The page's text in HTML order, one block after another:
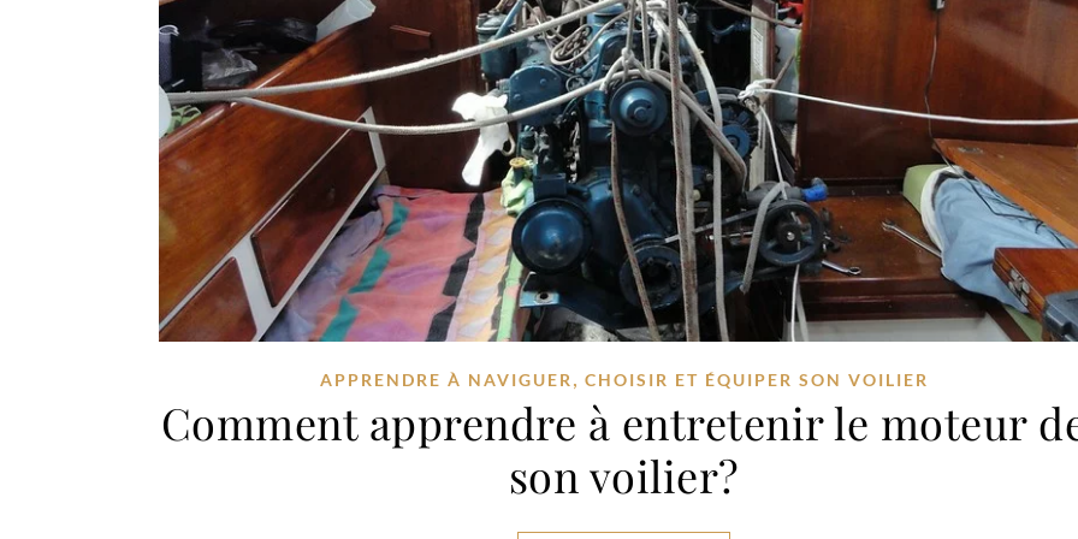
APPRENDRE À NAVIGUER , CHOISIR ET ÉQUIPER SON VOILIER
Comment apprendre à entretenir le moteur
son voilier?